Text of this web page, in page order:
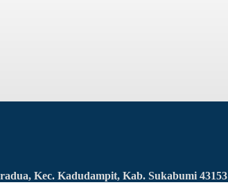
Kec. Kadudampit, Kab. Sukabumi 43153